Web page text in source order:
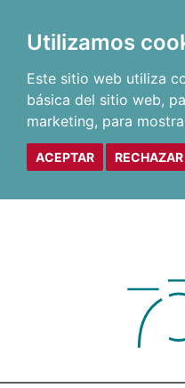
Utilizamos
Este sitio web utiliza
básica del sitio web,
marketing, para
ACEPTAR RECHAZAR